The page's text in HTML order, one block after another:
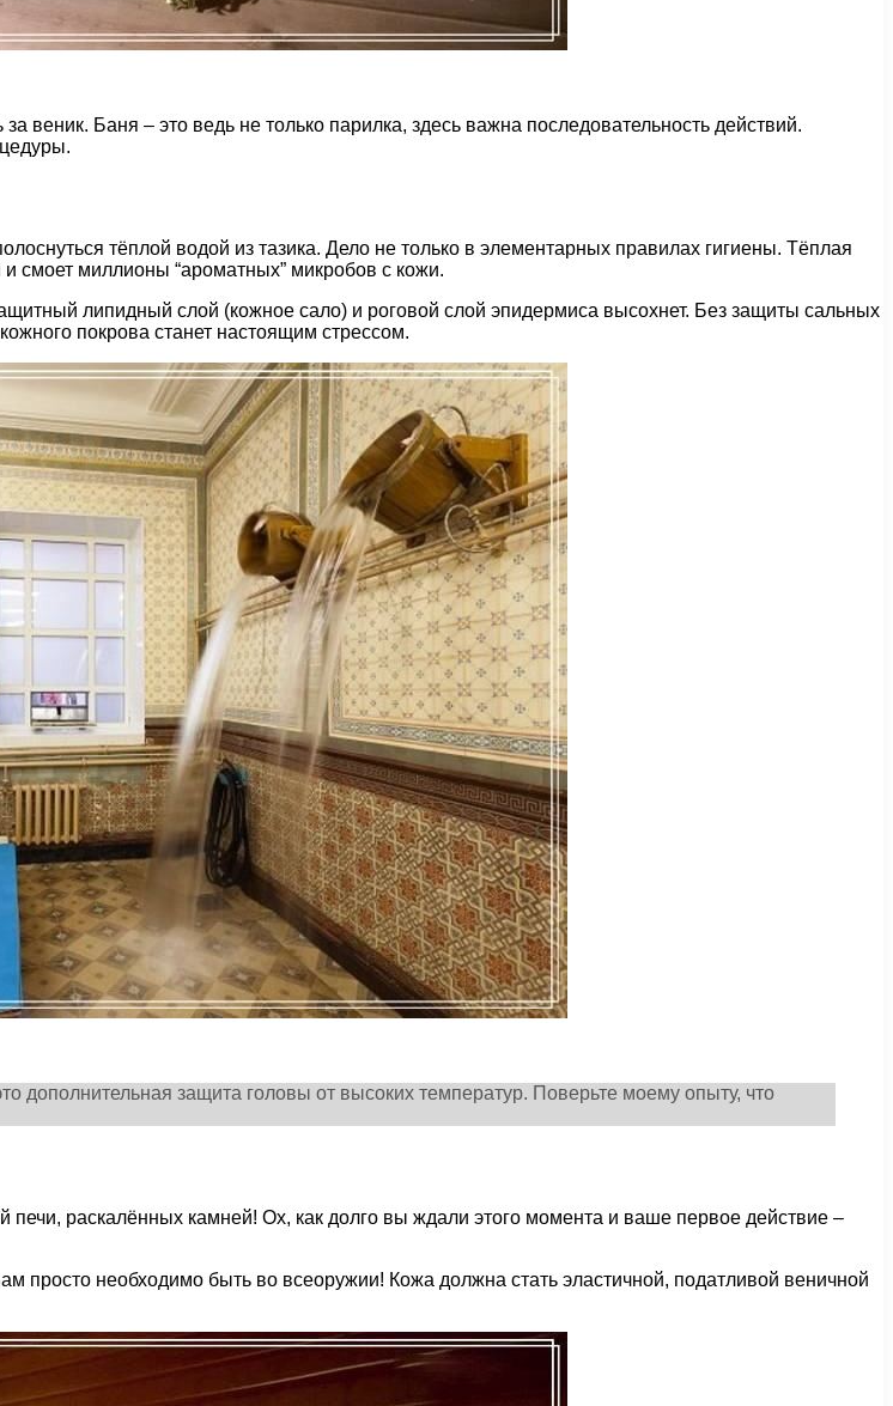
веник. Баня – это ведь не только парилка, здесь важна последовательность действий.
тёплой водой из тазика. Дело не только в элементарных правилах гигиены. Тёплая
и смоет миллионы “ароматных” микробов с кожи.
липидный слой (кожное сало) и роговой слой эпидермиса высохнет. Без защиты сальных
покрова станет настоящим стрессом.
дополнительная защита головы от высоких температур. Поверьте моему опыту, что
печи, раскалённых камней! Ох, как долго вы ждали этого момента и ваше первое действие –
просто необходимо быть во всеоружии! Кожа должна стать эластичной, податливой веничной